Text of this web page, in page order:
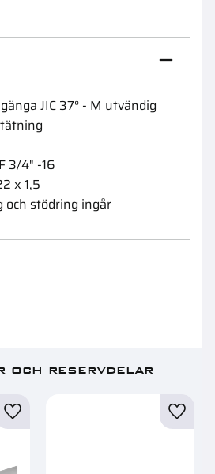
JIC 37° - M utvändig
3/4" -16
x 1,5
och stödring ingår
och reservdelar
Lägg till i favoriter Lägg